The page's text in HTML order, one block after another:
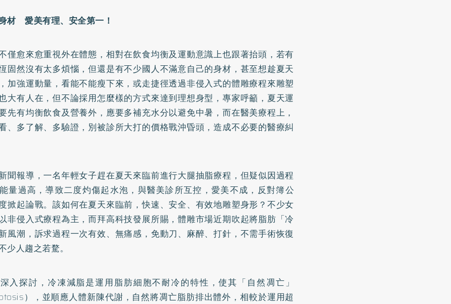
材 愛美有理、安全第一！
僅愈來愈重視外在體態，相對在飲食均衡及運動意識上也跟著抬頭，若有
固然沒有太多煩惱，但還是有不少國人不滿意自己的身材，甚至想趁夏天
加強運動量，看能不能瘦下來，或走捷徑透過非侵入式的體雕療程來雕塑
大有人在，但不論採用怎麼樣的方式來達到理想身型，專家呼籲，夏天運
先有均衡飲食及營養外，應要多補充水分以避免中暑，而在醫美療程上，
、多了解、多驗證，別被診所大打的價格戰沖昏頭，造成不必要的醫療糾
聞報導，一名年輕女子趕在夏天來臨前進行大腿抽脂療程，但疑似因過程
量過高，導致二度灼傷起水泡，與醫美診所互控，愛美不成，反對簿公
掀起論戰。該如何在夏天來臨前，快速、安全、有效地雕塑身形？不少女
非侵入式療程為主，而拜高科技發展所賜，體雕市場近期吹起將脂肪「冷
風潮，訴求過程一次有效、無痛感，免動刀、麻醉、打針，不需手術恢復
少人趨之若騖。
入探討，冷凍減脂是運用脂肪細胞不耐冷的特性，使其「自然凋亡」
），並順應人體新陳代謝，自然將凋亡脂肪排出體外，相較於運用超